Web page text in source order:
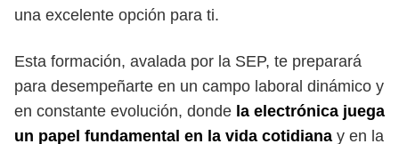
una excelente opción para ti.
Esta formación, avalada por la SEP, te preparará
para desempeñarte en un campo laboral dinámico y
en constante evolución, donde la electrónica juega
un papel fundamental en la vida cotidiana y en la